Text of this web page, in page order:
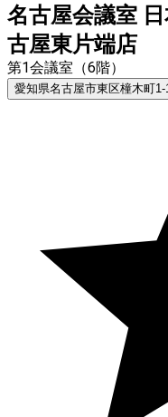
名古屋会議室
古屋東片端店
第1会議室（6階）
愛知県名古屋市東区橦木町1-